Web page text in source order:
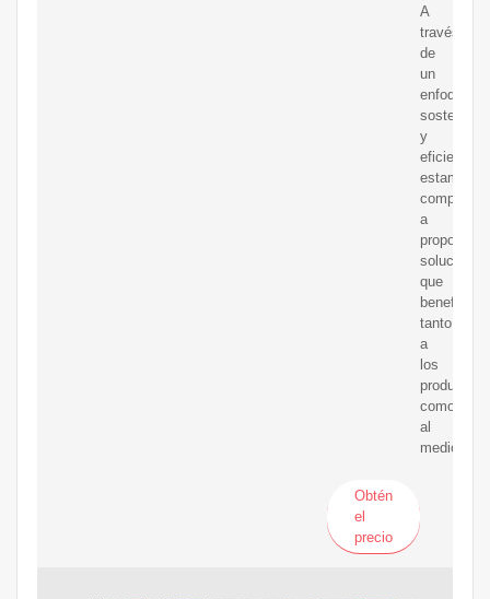
A
través
de
un
enfoque
sostenible
y
eficiente,
estamos
a
soluciones
que
beneficien
tanto
a
los
como
al
medio
Obtén
el
precio